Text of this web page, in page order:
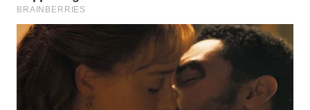
Wahana
Network
KONSUMEN